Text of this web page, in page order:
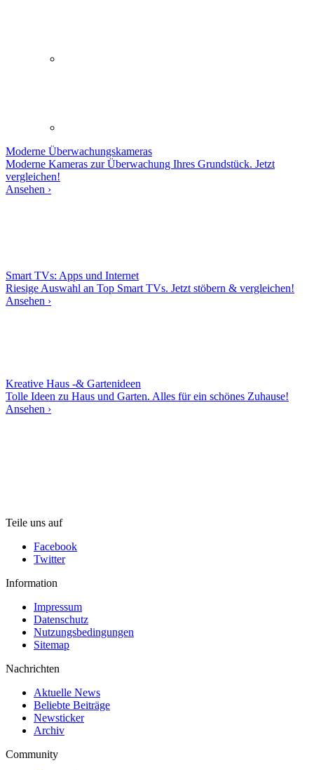
Moderne Überwachungskameras
Moderne Kameras zur Überwachung Ihres Grundstück. Jetzt
vergleichen!
Ansehen ›
Smart TVs: Apps und Internet
Riesige Auswahl an Top Smart TVs. Jetzt stöbern & vergleichen!
Ansehen ›
Kreative Haus -& Gartenideen
Tolle Ideen zu Haus und Garten. Alles für ein schönes Zuhause!
Ansehen ›
Teile uns auf
Facebook
Twitter
Information
Impressum
Datenschutz
Nutzungsbedingungen
Sitemap
Nachrichten
Aktuelle News
Beliebte Beiträge
Newsticker
Archiv
Community